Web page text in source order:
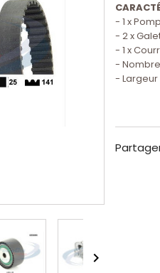

- 1 x
- 2 x
- 1 x
- Nombre
-